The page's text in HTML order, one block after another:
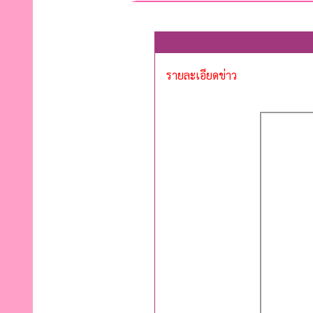
รายละเอียดข่าว